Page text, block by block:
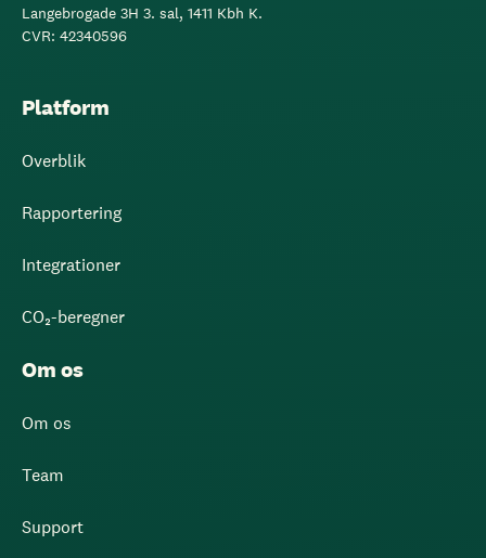
Langebrogade 3H 3. sal, 1411 Kbh K.
CVR: 42340596
Platform
Overblik
Rapportering
Integrationer
CO₂-beregner
Om os
Om os
Team
Support